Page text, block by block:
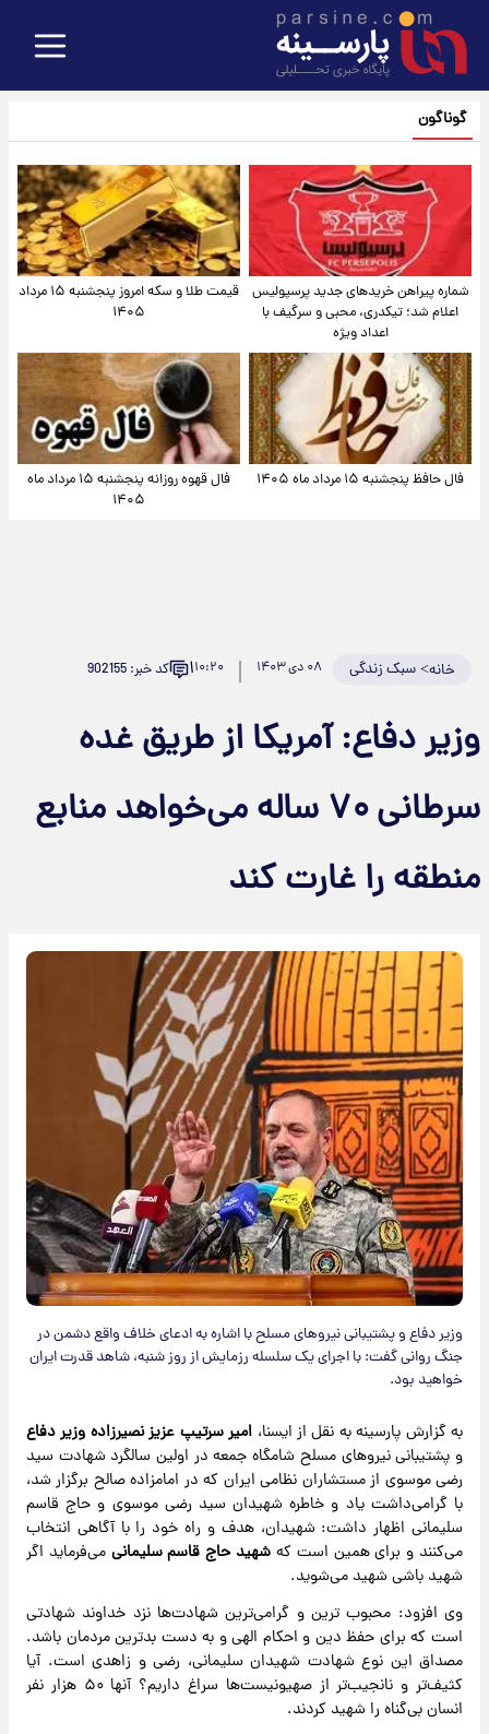
گوناگون
شماره پیراهن خریدهای جدید پرسپولیس
اعلام شد؛ تیکدری، محبی و سرگیف با
اعداد ویژه
قیمت طلا و سکه امروز پنجشنبه ۱۵ مرداد
۱۴۰۵
فال حافظ پنجشنبه ۱۵ مرداد ماه ۱۴۰۵
فال قهوه روزانه پنجشنبه ۱۵ مرداد ماه
۱۴۰۵
خانه>سبک زندگی ۰۸ دی ۱۴۰۳ ۱۰:۲۰۱ کد خبر: 902155
وزیر دفاع: آمریکا از طریق غده
سرطانی ۷۰ ساله می‌خواهد منابع
منطقه را غارت کند
وزیر دفاع و پشتیبانی نیروهای مسلح با اشاره به ادعای خلاف واقع دشمن در
جنگ روانی گفت: با اجرای یک سلسله رزمایش از روز شنبه، شاهد قدرت ایران
خواهید بود.
به گزارش پارسینه به نقل از ایسنا، امیر سرتیپ عزیز نصیرزاده وزیر دفاع
و پشتیبانی نیروهای مسلح شامگاه جمعه در اولین سالگرد شهادت سید
رضی موسوی از مستشاران نظامی ایران که در امامزاده صالح برگزار شد،
با گرامی‌داشت یاد و خاطره شهیدان سید رضی موسوی و حاج قاسم
سلیمانی اظهار داشت: شهیدان، هدف و راه خود را با آگاهی انتخاب
می‌کنند و برای همین است که شهید حاج قاسم سلیمانی می‌فرماید اگر
شهید باشی شهید می‌شوید.
وی افزود: محبوب ترین و گرامی‌ترین شهادت‌ها نزد خداوند شهادتی
است که برای حفظ دین و احکام الهی و به دست بدترین مردمان باشد.
مصداق این نوع شهادت شهیدان سلیمانی، رضی و زاهدی است. آیا
کثیف‌تر و نانجیب‌تر از صهیونیست‌ها سراغ داریم؟ آنها ۵۰ هزار نفر
انسان بی‌گناه را شهید کردند.